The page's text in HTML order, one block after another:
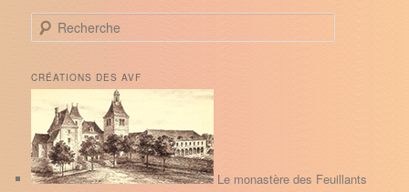
e
h
e
r
h
e
CRÉATIONS DES AVF
Le monastère des Feuillants